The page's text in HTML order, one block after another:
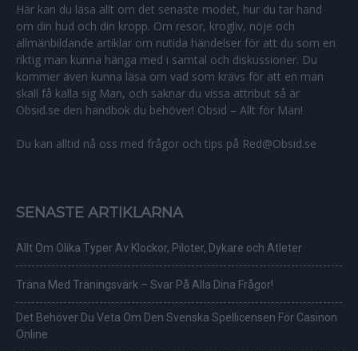
Här kan du läsa allt om det senaste modet, hur du tar hand
om din hud och din kropp. Om resor, krogliv, nöje och
allmänbildande artiklar om nutida händelser för att du som en
riktig man kunna hänga med i samtal och diskussioner. Du
kommer även kunna läsa om vad som krävs för att en man
skall få kalla sig Man, och saknar du vissa attribut så är
Obsid.se den handbok du behöver! Obsid – Allt för Män!
Du kan alltid nå oss med frågor och tips på Red@Obsid.se
SENASTE ARTIKLARNA
Allt Om Olika Typer Av Klockor, Piloter, Dykare och Atleter
Träna Med Träningsvärk – Svar På Alla Dina Frågor!
Det Behöver Du Veta Om Den Svenska Spellicensen För Casinon
Online